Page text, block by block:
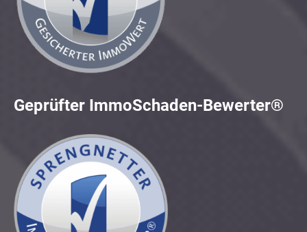
Geprüfter ImmoSchaden-Bewerter®